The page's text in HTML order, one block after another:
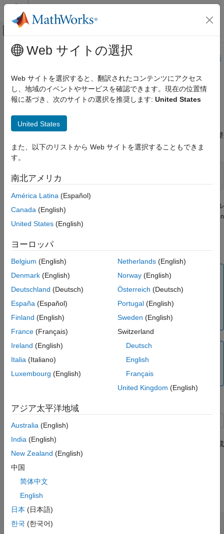
コンテンツへスキップ
オフキャンバス ナビゲーション メ
ドキュメンテーションのホーム
Global Optimization Toolbox
遺伝的アルゴリズム
混合整数ga最適化
混合整数最適化問題を解く
整数GAソルバーの特徴
整数gaアルゴリズム
参考
メインコンテンツ
このページは機械翻訳を使用して翻訳されました。最新版の英語
混合整数 ga最適化
混合整数最適化問題を解く
は、特定の変数が整数値である場合に問題を解決できます。整
数であるx要素のベクトル intcon を指定します。
    lb,ub,nonlcon,intcon,options)
intconは、整数値の
コンポーネントを含む正の整数のベクトル
です。たとえば、
intcon
を[2,10]に設定します。
surrogateopt
メモ
gaが整数変数で解決できる問題の種類には制限がありま
を受け入れません。詳細は、整数GAソルバーの特徴
照してください。
ヒント
は、すべての
コンポーネントに下限と上限を指定す
ると、整数問題を最もよく解決します。
された Rastrigin 関数の最小値を見つける方法を示します。
の成
分はさらに
問題の範囲を設定する
lb = [5*pi,-20*pi];
Web サイトの選択
Web サイトを選択すると、翻訳されたコンテンツにアクセス
し、地域のイベントやサービスを確認できます。現在の位置情
報に基づき、次のサイトの選択を推奨します: United States
United States
また、以下のリストから Web サイトを選択することもできま
す。
南北アメリカ
América Latina (Español)
Canada (English)
United States (English)
ヨーロッパ
Belgium (English)
Denmark (English)
Deutschland (Deutsch)
España (Español)
Finland (English)
France (Français)
Ireland (English)
Italia (Italiano)
Luxembourg (English)
Netherlands(English)
Norway(English)
Österreich (Deutsch)
Portugal(English)
Sweden (English)
Switzerland
Deutsch
English
Français
United Kingdom (English)
アジア太平洋地域
Australia (English)
India (English)
New Zealand (English)
中国
简体中文
English
日本 (日本語)
한국 (한국어)